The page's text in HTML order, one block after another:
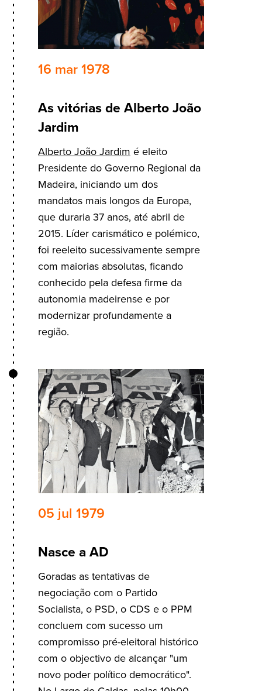
16 mar 1978
As vitórias de Alberto João
Jardim
Alberto João Jardim é eleito
Presidente do Governo Regional da
Madeira, iniciando um dos
mandatos mais longos da Europa,
que duraria 37 anos, até abril de
2015. Líder carismático e polémico,
foi reeleito sucessivamente sempre
com maiorias absolutas, ficando
conhecido pela defesa firme da
autonomia madeirense e por
modernizar profundamente a
região.
05 jul 1979
Nasce a AD
Goradas as tentativas de
negociação com o Partido
Socialista, o PSD, o CDS e o PPM
concluem com sucesso um
compromisso pré-eleitoral histórico
com o objectivo de alcançar "um
novo poder político democrático".